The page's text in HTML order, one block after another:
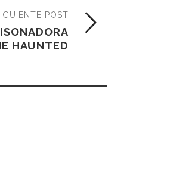
POST
HAUNTED